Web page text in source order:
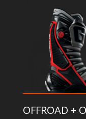
OFFROAD +